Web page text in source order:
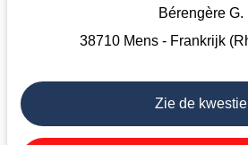
Bérengère G.
38710 Mens - Frankrijk
Zie de kwestie